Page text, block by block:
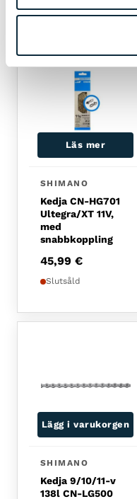
Läs mer
SHIMANO
Kedja CN-HG701
Ultegra/XT 11V,
med
snabbkoppling
45,99 €
Slutsåld
Lägg i varukorgen
SHIMANO
Kedja 9/10/11-v
138l CN-LG500